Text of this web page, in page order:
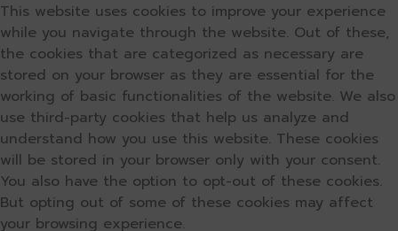
This website uses cookies to improve your experience
while you navigate through the website. Out of these,
the cookies that are categorized as necessary are
stored on your browser as they are essential for the
working of basic functionalities of the website. We also
use third-party cookies that help us analyze and
understand how you use this website. These cookies
will be stored in your browser only with your consent.
You also have the option to opt-out of these cookies.
But opting out of some of these cookies may affect
your browsing experience.